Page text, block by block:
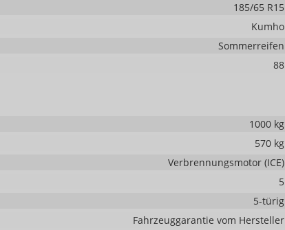
185/65 R15
Kumho
Sommerreifen
88
1000 kg
570 kg
Verbrennungsmotor (ICE)
5
5-türig
Fahrzeuggarantie vom Hersteller